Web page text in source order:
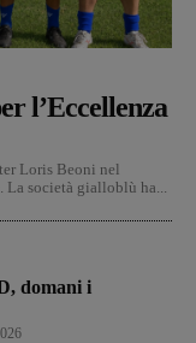
l’Eccellenza
Loris Beoni nel
società gialloblù ha...
domani i